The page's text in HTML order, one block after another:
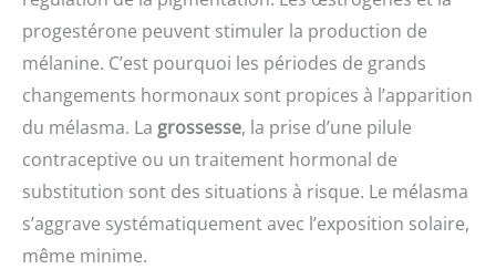
progestérone peuvent stimuler la production de
mélanine. C’est pourquoi les périodes de grands
changements hormonaux sont propices à l’apparition
du mélasma. La grossesse, la prise d’une pilule
contraceptive ou un traitement hormonal de
substitution sont des situations à risque. Le mélasma
s’aggrave systématiquement avec l’exposition solaire,
même minime.